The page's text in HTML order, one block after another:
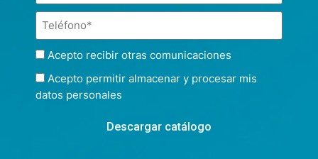
Acepto recibir otras comunicaciones
Acepto permitir almacenar y procesar mis
datos personales
Descargar catálogo